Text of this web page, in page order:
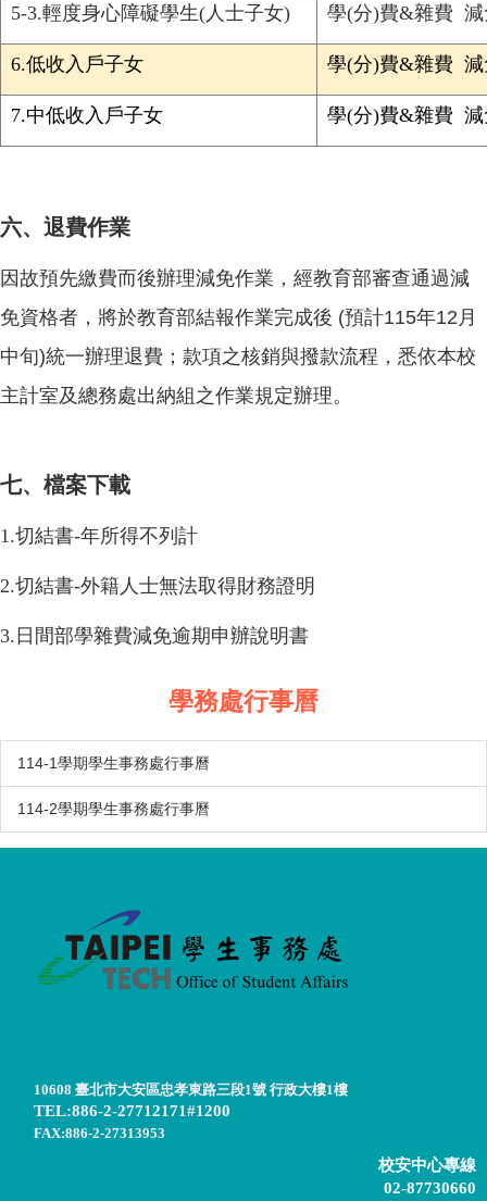
5-3.輕度身心障礙學生(人士子女) 學(分)費&雜費 減
6.低收入戶子女 學(分)費&雜費 減
7.中低收入戶子女 學(分)費&雜費 減
六、退費作業
因故預先繳費而後辦理減免作業，經教育部審查通過減
免資格者，將於教育部結報作業完成後 (預計115年12月
中旬)統一辦理退費；款項之核銷與撥款流程，悉依本校
主計室及總務處出納組之作業規定辦理。
七、檔案下載
1.切結書-年所得不列計
2.切結書-外籍人士無法取得財務證明
3. 日間部學雜費減免逾期申辦說明書
學務處行事曆
114-1學期學生事務處行事曆
114-2學期學生事務處行事曆
10608 臺北市大安區忠孝東路三段1號 行政大樓1樓
TEL:886-2-27712171#1200
FAX:886-2-27313953
校安中心專線
02-87730660